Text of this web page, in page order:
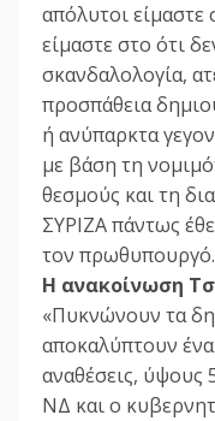
απόλυτοι
είμαστε στο ότι
σκανδαλολογία,
προσπάθεια
ή ανύπαρκτα
με βάση τη
θεσμούς και τη
ΣΥΡΙΖΑ πάντως
τον πρωθυπουργό.
Η ανακοίνωση
«Πυκνώνουν τα
αποκαλύπτουν
αναθέσεις, ύψους
ΝΔ και ο